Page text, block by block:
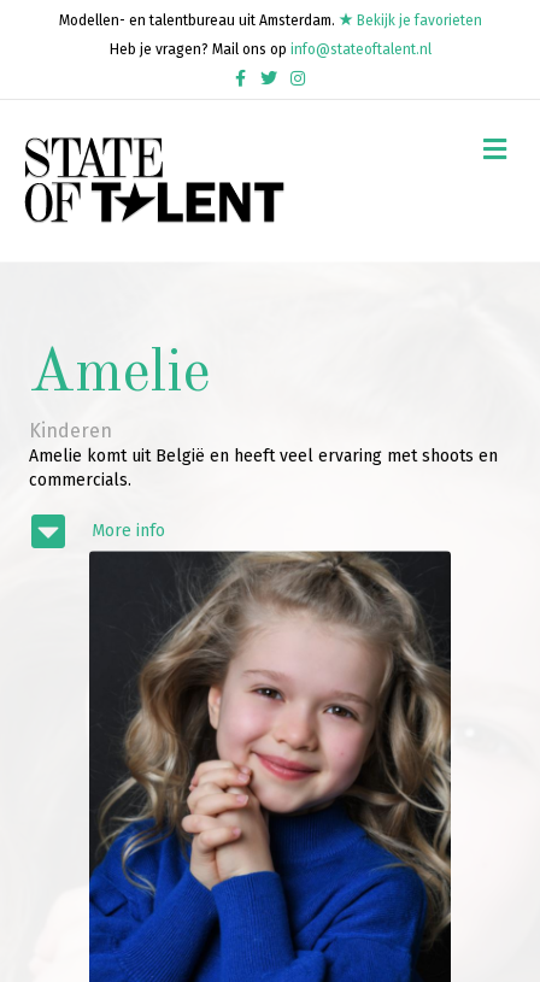
Modellen- en talentbureau uit Amsterdam.
Bekijk je favorieten
Heb je vragen? Mail ons op info@stateoftalent.nl
FacebookTwitterInstagram
Amelie
Kinderen
Amelie komt uit België en heeft veel ervaring met shoots en
commercials.
More info